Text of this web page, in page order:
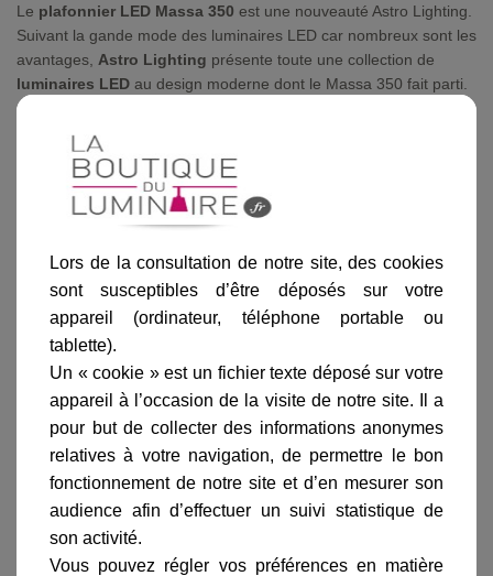
Le plafonnier LED Massa 350 est une nouveauté Astro Lighting.
Suivant la gande mode des luminaires LED car nombreux sont les
avantages, Astro Lighting présente toute une collection de
luminaires LED au design moderne dont le Massa 350 fait parti.
Ce
détecteur de présence intégré.
Lire la suite
Informations produit
marque
livraison
gamme complète
avis clients
Lors de la consultation de notre site, des cookies
sont susceptibles d’être déposés sur votre
appareil (ordinateur, téléphone portable ou
tablette).
Un « cookie » est un fichier texte déposé sur votre
appareil à l’occasion de la visite de notre site. Il a
pour but de collecter des informations anonymes
relatives à votre navigation, de permettre le bon
fonctionnement de notre site et d’en mesurer son
audience afin d’effectuer un suivi statistique de
son activité.
Vous pouvez régler vos préférences en matière